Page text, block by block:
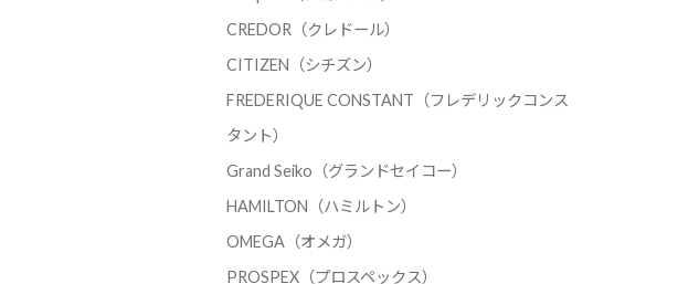
CREDOR（クレドール）
CITIZEN（シチズン）
FREDERIQUE CONSTANT（フレデリックコンス
タント）
Grand Seiko（グランドセイコー）
HAMILTON（ハミルトン）
OMEGA（オメガ）
PROSPEX（プロスペックス）